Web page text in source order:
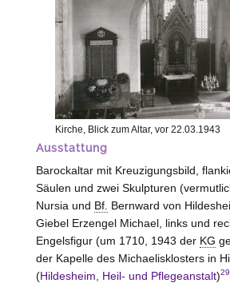
Kirche, Blick zum Altar, vor 22.03.1943
Ausstattung
Barockaltar mit Kreuzigungsbild,
Säulen und zwei Skulpturen
Nursia und Bf. Bernward von
Giebel Erzengel Michael, links und
Engelsfigur (um 1710, 1943 der KG
der Kapelle des Michaelisklosters in
(Hildesheim, Heil- und Pflegeanstalt)29